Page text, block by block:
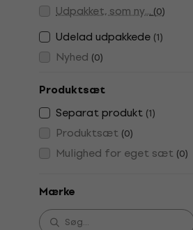
Udpakket, som ny...(0)
Udelad udpakkede (1)
Nyhed (0)
Produktsæt
Separat produkt (1)
Produktsæt (0)
Mulighed for eget sæt (0)
Mærke